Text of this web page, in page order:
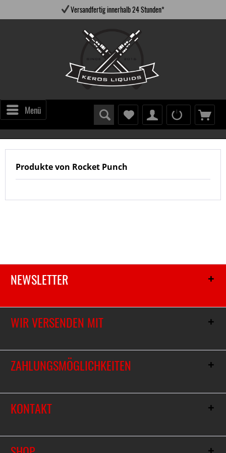
Versandfertig innerhalb 24 Stunden*
Menü
Produkte von Rocket Punch
NEWSLETTER
WIR VERSENDEN MIT
ZAHLUNGSMÖGLICHKEITEN
KONTAKT